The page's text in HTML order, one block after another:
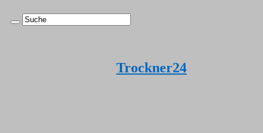
Trockner24